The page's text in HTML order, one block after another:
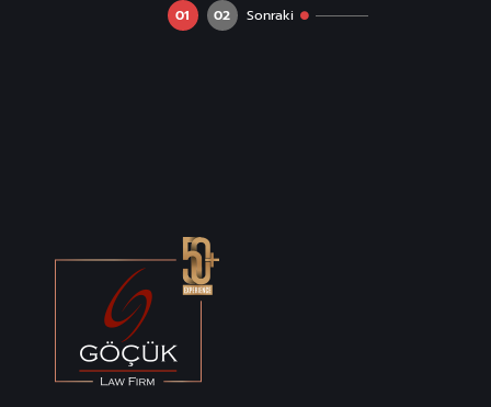
01 02 Sonraki